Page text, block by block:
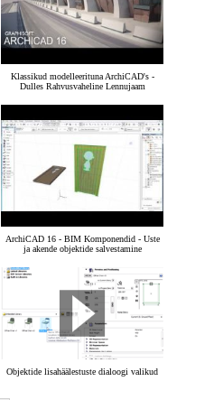
Klassikud modelleerituna ArchiCAD's -
Dulles Rahvusvaheline Lennujaam
ArchiCAD 16 - BIM Komponendid - Uste
ja akende objektide salvestamine
Objektide lisahäälestuste dialoogi valikud